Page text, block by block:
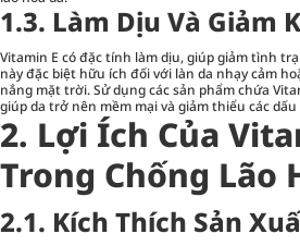
1.3. Làm Dịu Và Giảm
Vitamin E có đặc tính làm dịu, giúp giảm tình
này đặc biệt hữu ích đối với làn da nhạy cảm
nắng mặt trời. Sử dụng các sản phẩm chứa
giúp da trở nên mềm mại và giảm thiểu các
2. Lợi Ích Của
Trong Chống Lão
2.1. Kích Thích Sản